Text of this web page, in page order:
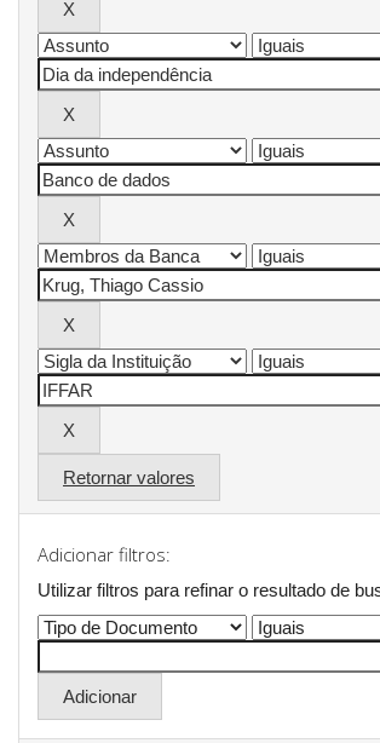
Retornar valores
Adicionar filtros:
Utilizar filtros para refinar o resultado de